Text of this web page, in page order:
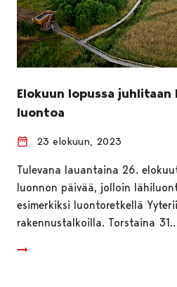
Elokuun lopussa juhlitaan
luontoa
23 elokuun, 2023
Tulevana lauantaina 26.
luonnon päivää, jolloin
esimerkiksi luontoretkellä
rakennustalkoilla. Torstaina